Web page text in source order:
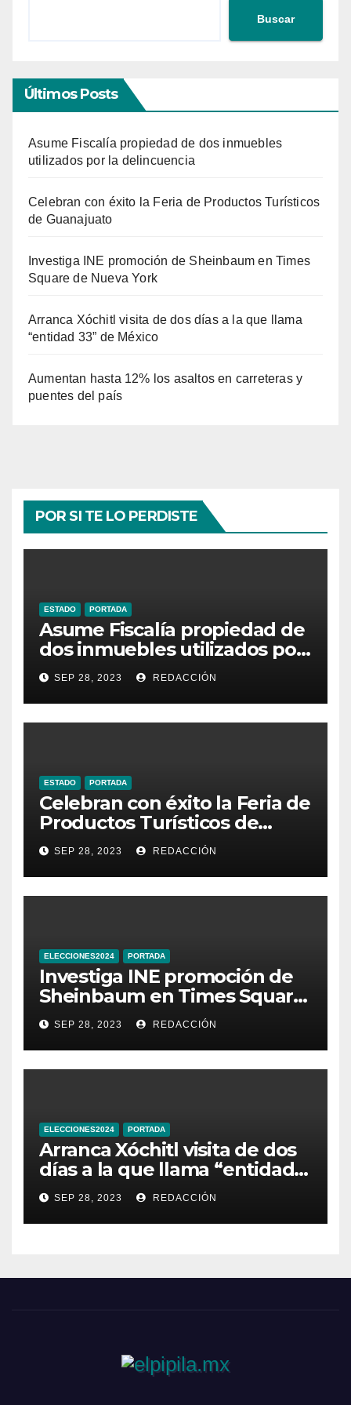
Buscar
Últimos Posts
Asume Fiscalía propiedad de dos inmuebles
utilizados por la delincuencia
Celebran con éxito la Feria de Productos Turísticos
de Guanajuato
Investiga INE promoción de Sheinbaum en Times
Square de Nueva York
Arranca Xóchitl visita de dos días a la que llama
“entidad 33” de México
Aumentan hasta 12% los asaltos en carreteras y
puentes del país
POR SI TE LO PERDISTE
ESTADO PORTADA
Asume Fiscalía propiedad de
dos inmuebles utilizados por
la delincuencia
SEP 28, 2023 REDACCIÓN
ESTADO PORTADA
Celebran con éxito la Feria de
Productos Turísticos de
Guanajuato
SEP 28, 2023 REDACCIÓN
ELECCIONES2024 PORTADA
Investiga INE promoción de
Sheinbaum en Times Square
de Nueva York
SEP 28, 2023 REDACCIÓN
ELECCIONES2024 PORTADA
Arranca Xóchitl visita de dos
días a la que llama “entidad
33” de México
SEP 28, 2023 REDACCIÓN